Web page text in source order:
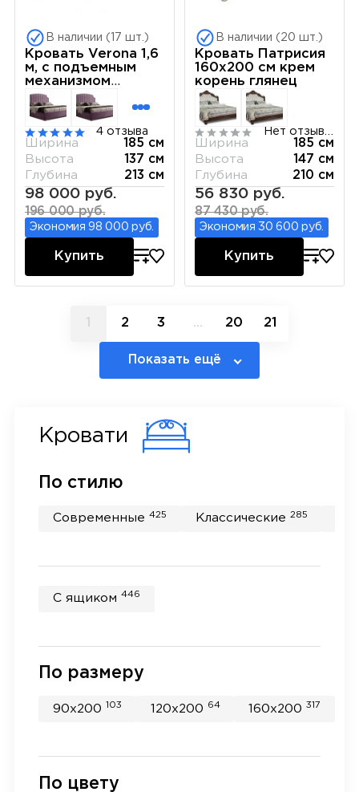
В наличии (17 шт.)
Кровать Verona 1,6
м, с подъемным
механизмом
(Бархат 02) Sweet
dreams ВРКР-1[3]
4 отзыва
Ширина
185 см
Высота
137 см
Глубина
213 см
98 000 руб.
196 000 руб.
Экономия 98 000 руб.
Купить
В наличии (20 шт.)
Кровать Патрисия
160х200 см крем
корень глянец
Ширина
185 см
Высота
147 см
Глубина
210 см
56 830 руб.
87 430 руб.
Экономия 30 600 руб.
Купить
2 3 ... 20 21
Показать ещё
Кровати
По стилю
Современные 425 Классические 285
С ящиком 446
По размеру
90x200 103 120x200 64 160x200317
По цвету